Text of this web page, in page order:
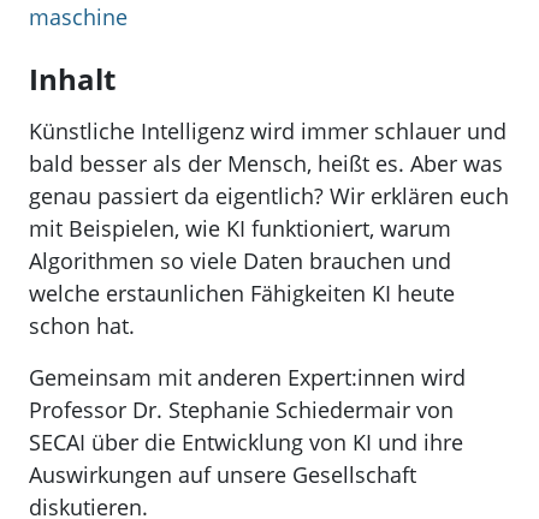
maschine
Inhalt
Künstliche Intelligenz wird immer schlauer und
bald besser als der Mensch, heißt es. Aber was
genau passiert da eigentlich? Wir erklären euch
mit Beispielen, wie KI funktioniert, warum
Algorithmen so viele Daten brauchen und
welche erstaunlichen Fähigkeiten KI heute
schon hat.
Gemeinsam mit anderen Expert:innen wird
Professor Dr. Stephanie Schiedermair von
SECAI über die Entwicklung von KI und ihre
Auswirkungen auf unsere Gesellschaft
diskutieren.